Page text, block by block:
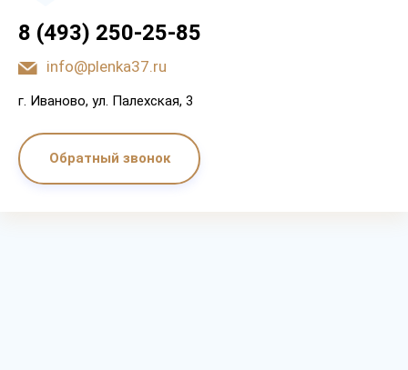
8 (493) 250-25-85
info@plenka37.ru
г. Иваново, ул. Палехская, 3
Обратный звонок